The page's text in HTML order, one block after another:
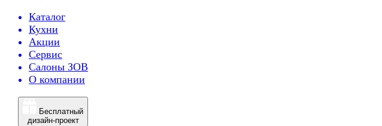
Каталог
Кухни
Акции
Сервис
Салоны ЗОВ
О компании
Бесплатный
дизайн-проект